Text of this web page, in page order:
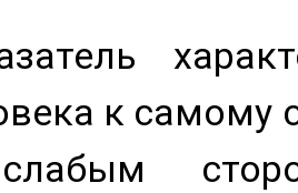
к самому